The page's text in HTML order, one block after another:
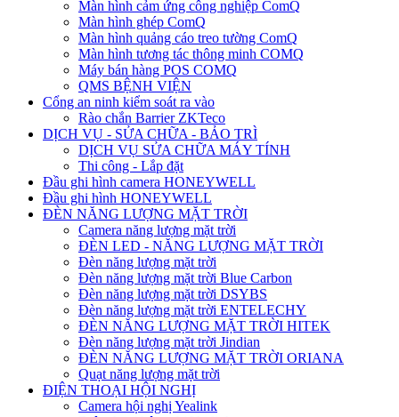
Màn hình cảm ứng công nghiệp ComQ
Màn hình ghép ComQ
Màn hình quảng cáo treo tường ComQ
Màn hình tương tác thông minh COMQ
Máy bán hàng POS COMQ
QMS BỆNH VIỆN
Cổng an ninh kiểm soát ra vào
Rào chắn Barrier ZKTeco
DỊCH VỤ - SỬA CHỮA - BẢO TRÌ
DỊCH VỤ SỬA CHỮA MÁY TÍNH
Thi công - Lắp đặt
Đầu ghi hình camera HONEYWELL
Đầu ghi hình HONEYWELL
ĐÈN NĂNG LƯỢNG MẶT TRỜI
Camera năng lượng mặt trời
ĐÈN LED - NĂNG LƯỢNG MẶT TRỜI
Đèn năng lượng mặt trời
Đèn năng lượng mặt trời Blue Carbon
Đèn năng lượng mặt trời DSYBS
Đèn năng lượng mặt trời ENTELECHY
ĐÈN NĂNG LƯỢNG MẶT TRỜI HITEK
Đèn năng lượng mặt trời Jindian
ĐÈN NĂNG LƯỢNG MẶT TRỜI ORIANA
Quạt năng lượng mặt trời
ĐIỆN THOẠI HỘI NGHỊ
Camera hội nghị Yealink